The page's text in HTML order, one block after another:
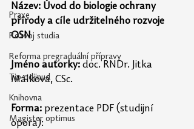
Praxe
Rozvoj studia
Reforma pregraduální přípravy
Tip odjinud
Knihovna
Magister optimus
Název: Úvod do biologie ochrany
přírody a cíle udržitelného rozvoje
OSN
Jméno autorky: doc. RNDr. Jitka
Málková, CSc.
Forma: prezentace PDF (studijní
opora):